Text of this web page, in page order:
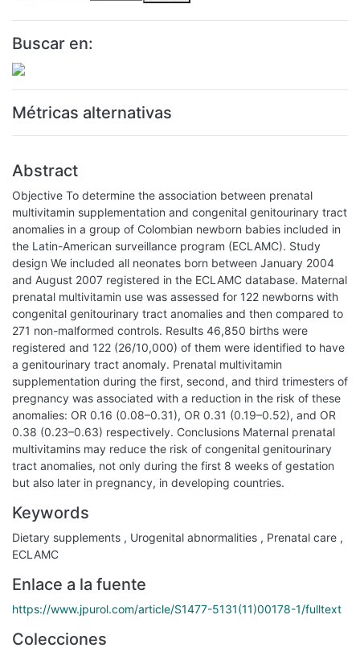
Buscar en:
Métricas alternativas
Abstract
Objective To determine the association between prenatal
multivitamin supplementation and congenital genitourinary tract
anomalies in a group of Colombian newborn babies included in
the Latin-American surveillance program (ECLAMC). Study
design We included all neonates born between January 2004
and August 2007 registered in the ECLAMC database. Maternal
prenatal multivitamin use was assessed for 122 newborns with
congenital genitourinary tract anomalies and then compared to
271 non-malformed controls. Results 46,850 births were
registered and 122 (26/10,000) of them were identified to have
a genitourinary tract anomaly. Prenatal multivitamin
supplementation during the first, second, and third trimesters of
pregnancy was associated with a reduction in the risk of these
anomalies: OR 0.16 (0.08–0.31), OR 0.31 (0.19–0.52), and OR
0.38 (0.23–0.63) respectively. Conclusions Maternal prenatal
multivitamins may reduce the risk of congenital genitourinary
tract anomalies, not only during the first 8 weeks of gestation
but also later in pregnancy, in developing countries.
Keywords
Dietary supplements , Urogenital abnormalities , Prenatal care ,
ECLAMC
Enlace a la fuente
https://www.jpurol.com/article/S1477-5131(11)00178-1/fulltext
Colecciones